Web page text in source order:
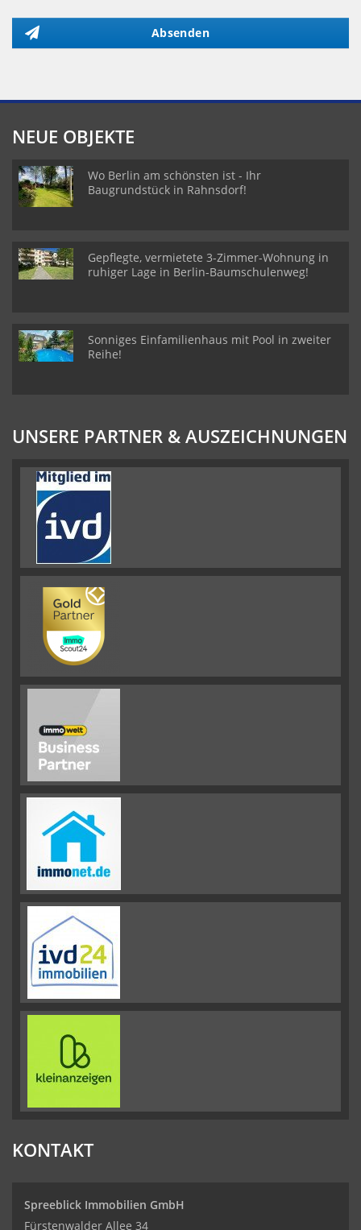
Absenden
NEUE OBJEKTE
Wo Berlin am schönsten ist - Ihr
Baugrundstück in Rahnsdorf!
Gepflegte, vermietete 3-Zimmer-Wohnung in
ruhiger Lage in Berlin-Baumschulenweg!
Sonniges Einfamilienhaus mit Pool in zweiter
Reihe!
UNSERE PARTNER & AUSZEICHNUNGEN
KONTAKT
Spreeblick Immobilien GmbH
Fürstenwalder Allee 34